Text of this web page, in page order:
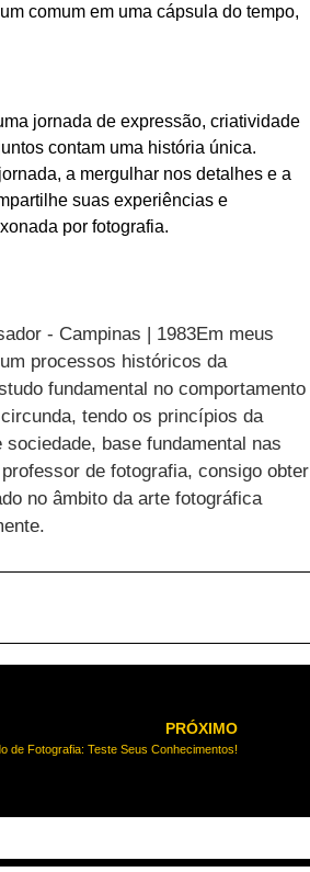
comum em uma cápsula do tempo,
jornada de expressão, criatividade
contam uma história única.
a mergulhar nos detalhes e a
suas experiências e
por fotografia.
- Campinas | 1983Em meus
processos históricos da
fundamental no comportamento
tendo os princípios da
base fundamental nas
de fotografia, consigo obter
no âmbito da arte fotográfica
PRÓXIMO
de Fotografia: Teste Seus Conhecimentos!